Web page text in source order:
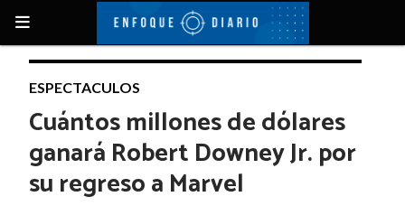
Cuántos millones de dólares
ganará Robert Downey Jr. por
su regreso a Marvel
ESPECTACULOS